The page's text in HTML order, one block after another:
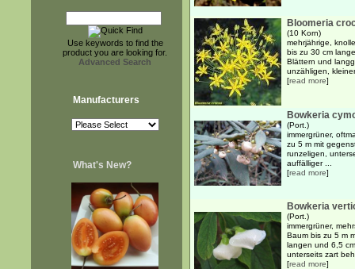
Use keywords to find the
product you are looking for.
Advanced Search
Manufacturers
What's New?
Bloomeria
(10 Korn)
mehrjährige,
bis zu 30 cm
Blättern und
unzähligen,
[read more]
Bowkeria
(Port.)
immergrüner,
zu 5 m mit
runzeligen,
auffälliger ...
[read more]
Bowkeria
(Port.)
immergrüner,
Baum bis zu 5 m
langen und 6,5
unterseits zart
[read more]